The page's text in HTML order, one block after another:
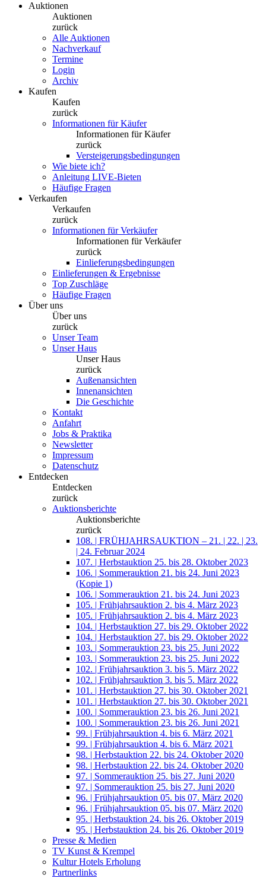
Auktionen
Auktionen
zurück
Alle Auktionen
Nachverkauf
Termine
Login
Archiv
Kaufen
Kaufen
zurück
Informationen für Käufer
Informationen für Käufer
zurück
Versteigerungsbedingungen
Wie biete ich?
Anleitung LIVE-Bieten
Häufige Fragen
Verkaufen
Verkaufen
zurück
Informationen für Verkäufer
Informationen für Verkäufer
zurück
Einlieferungsbedingungen
Einlieferungen & Ergebnisse
Top Zuschläge
Häufige Fragen
Über uns
Über uns
zurück
Unser Team
Unser Haus
Unser Haus
zurück
Außenansichten
Innenansichten
Die Geschichte
Kontakt
Anfahrt
Jobs & Praktika
Newsletter
Impressum
Datenschutz
Entdecken
Entdecken
zurück
Auktionsberichte
Auktionsberichte
zurück
108. | FRÜHJAHRSAUKTION – 21. | 22. | 23.
| 24. Februar 2024
107. | Herbstauktion 25. bis 28. Oktober 2023
106. | Sommerauktion 21. bis 24. Juni 2023
(Kopie 1)
106. | Sommerauktion 21. bis 24. Juni 2023
105. | Frühjahrsauktion 2. bis 4. März 2023
105. | Frühjahrsauktion 2. bis 4. März 2023
104. | Herbstauktion 27. bis 29. Oktober 2022
104. | Herbstauktion 27. bis 29. Oktober 2022
103. | Sommerauktion 23. bis 25. Juni 2022
103. | Sommerauktion 23. bis 25. Juni 2022
102. | Frühjahrsauktion 3. bis 5. März 2022
102. | Frühjahrsauktion 3. bis 5. März 2022
101. | Herbstauktion 27. bis 30. Oktober 2021
101. | Herbstauktion 27. bis 30. Oktober 2021
100. | Sommerauktion 23. bis 26. Juni 2021
100. | Sommerauktion 23. bis 26. Juni 2021
99. | Frühjahrsauktion 4. bis 6. März 2021
99. | Frühjahrsauktion 4. bis 6. März 2021
98. | Herbstauktion 22. bis 24. Oktober 2020
98. | Herbstauktion 22. bis 24. Oktober 2020
97. | Sommerauktion 25. bis 27. Juni 2020
97. | Sommerauktion 25. bis 27. Juni 2020
96. | Frühjahrsauktion 05. bis 07. März 2020
96. | Frühjahrsauktion 05. bis 07. März 2020
95. | Herbstauktion 24. bis 26. Oktober 2019
95. | Herbstauktion 24. bis 26. Oktober 2019
Presse & Medien
TV Kunst & Krempel
Kultur Hotels Erholung
Partnerlinks